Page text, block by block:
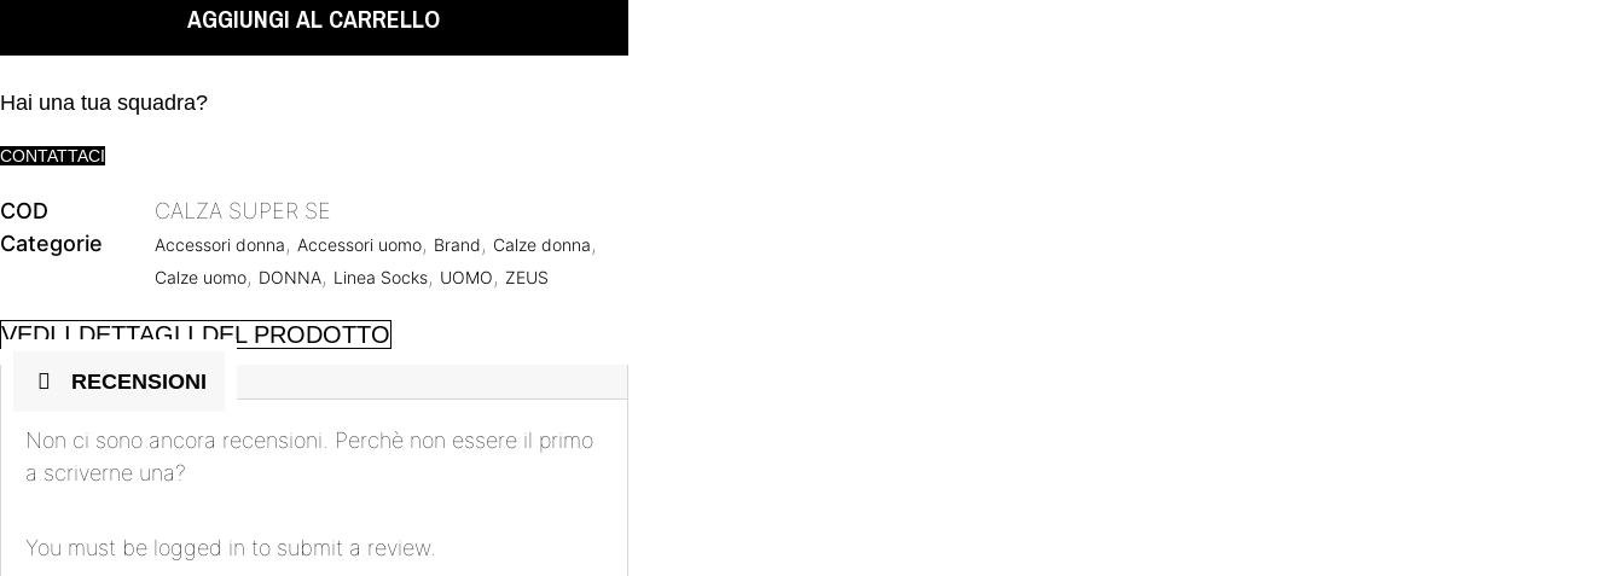
AGGIUNGI AL CARRELLO
Hai una tua squadra?
CONTATTACI
COD
CALZA SUPER SE
Categorie
Accessori donna, Accessori uomo, Brand, Calze donna,
Calze uomo, DONNA, Linea Socks, UOMO, ZEUS
VEDI I DETTAGLI DEL PRODOTTO
RECENSIONI
Non ci sono ancora recensioni. Perchè non essere il primo
a scriverne una?
You must be logged in to submit a review.